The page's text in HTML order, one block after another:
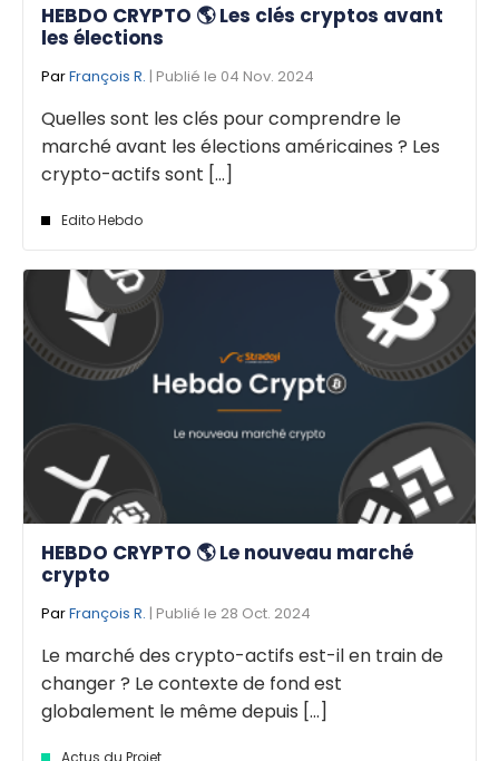
HEBDO CRYPTO 🌎 Les clés cryptos avant
les élections
ParFrançois R. | Publié le 04 Nov. 2024
Quelles sont les clés pour comprendre le
marché avant les élections américaines ? Les
crypto-actifs sont [...]
Edito Hebdo
HEBDO CRYPTO 🌎 Le nouveau marché
crypto
ParFrançois R. | Publié le 28 Oct. 2024
Le marché des crypto-actifs est-il en train de
changer ? Le contexte de fond est
globalement le même depuis [...]